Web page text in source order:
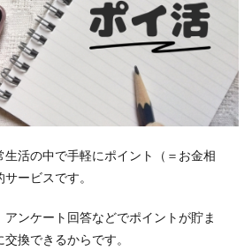
活の中で手軽にポイント（＝お金相
ービスです。
ンケート回答などでポイントが貯ま
換できるからです。